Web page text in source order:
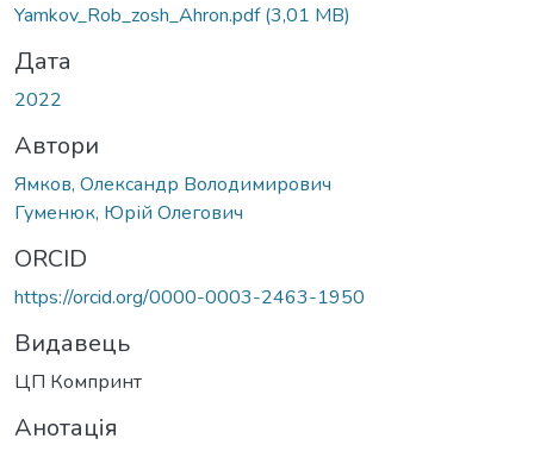
Yamkov_Rob_zosh_Ahron.pdf(3,01 MB)
Дата
2022
Автори
Ямков, Олександр Володимирович
Гуменюк, Юрій Олегович
ORCID
https://orcid.org/0000-0003-2463-1950
Видавець
ЦП Компринт
Анотація